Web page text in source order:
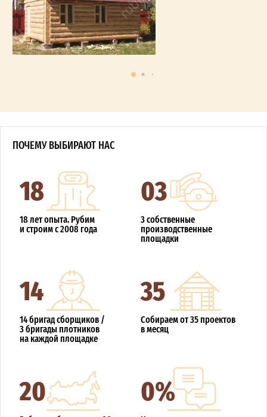
ПОЧЕМУ ВЫБИРАЮТ НАС
18
18 лет опыта. Рубим
и строим с 2008 года
03
3 собственные
производственные
площадки
14
14 бригад сборщиков /
3 бригады плотников
на каждой площадке
35
Собираем от 35 проектов
в месяц
20 0%